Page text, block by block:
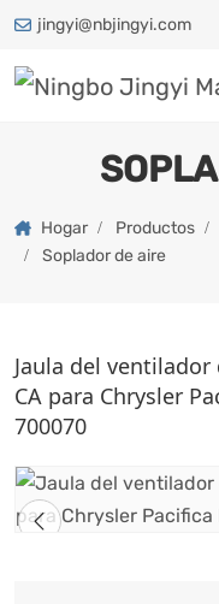
jingyi@nbjingyi.com
Hogar Productos
Soplador de aire
Jaula del
CA para Chrysler
700070